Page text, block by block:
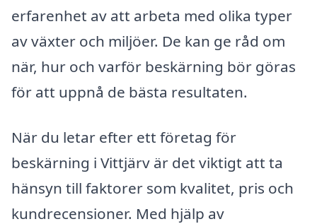
erfarenhet av att arbeta med olika typer
av växter och miljöer. De kan ge råd om
när, hur och varför beskärning bör göras
för att uppnå de bästa resultaten.
När du letar efter ett företag för
beskärning i Vittjärv är det viktigt att ta
hänsyn till faktorer som kvalitet, pris och
kundrecensioner. Med hjälp av